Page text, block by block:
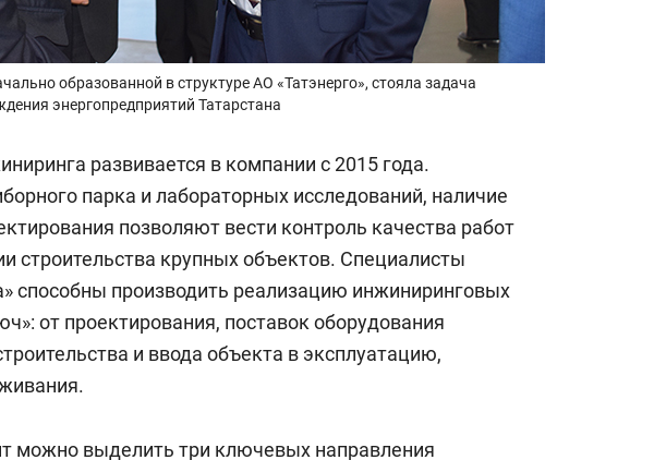
образованной в структуре АО «Татэнерго», стояла задача
энергопредприятий Татарстана
развивается в компании с 2015 года.
парка и лабораторных исследований, наличие
позволяют вести контроль качества работ
строительства крупных объектов. Специалисты
способны производить реализацию инжиниринговых
от проектирования, поставок оборудования
и ввода объекта в эксплуатацию,
можно выделить три ключевых направления